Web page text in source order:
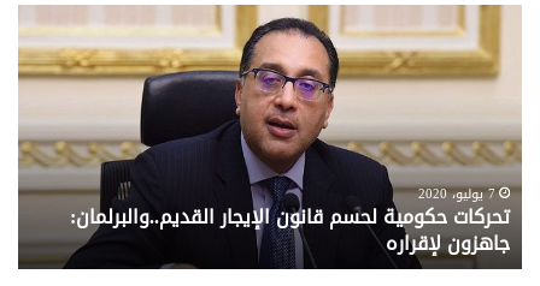
تحركات
حكومية
لحسم
قانون
القديم..والبرلمان:
جاهزون
لإقراره
7 يوليو، 2020
تحركات حكومية لحسم قانون الإيجار القديم..والبرلمان:
جاهزون لإقراره
..
من